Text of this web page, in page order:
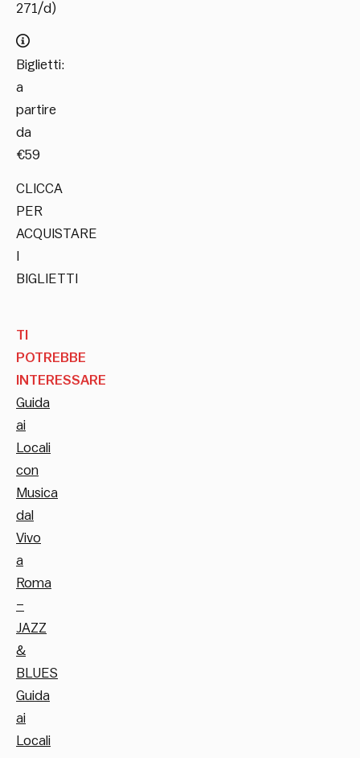
271/d)
Biglietti:
a
partire
da
€59
CLICCA
PER
ACQUISTARE
BIGLIETTI
TI
POTREBBE
INTERESSARE
Guida
ai
Locali
con
Musica
dal
Vivo
a
Roma
–
JAZZ
&
BLUES
Guida
ai
Locali